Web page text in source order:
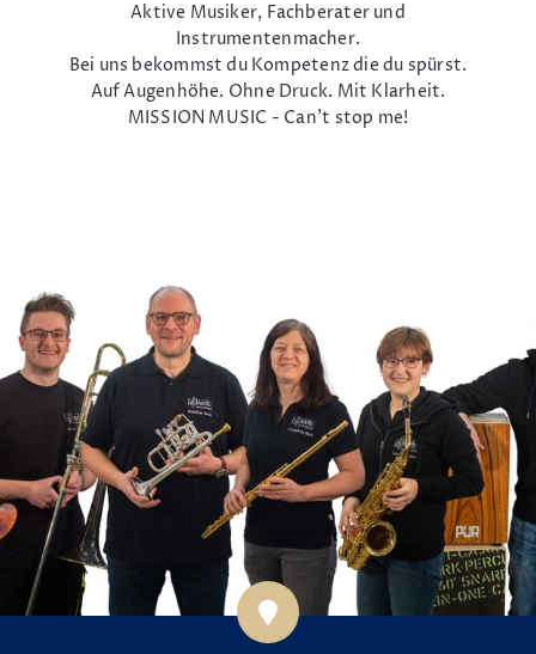
Aktive Musiker, Fachberater und
Instrumentenmacher.
Bei uns bekommst du Kompetenz die du spürst.
Auf Augenhöhe. Ohne Druck. Mit Klarheit.
MISSION MUSIC - Can't stop me!